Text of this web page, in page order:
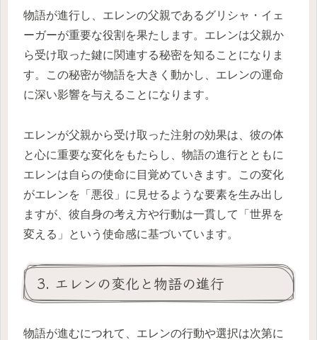
物語が進行し、エレンの父親であるグリシャ・イェ
ーガーが重要な役割を果たします。エレンは父親か
ら受け取った鍵に関連する秘密を知ることになりま
す。この秘密が物語を大きく動かし、エレンの運命
に深い影響を与えることになります。
エレンが父親から受け取った注射の効果は、彼の体
と心に重要な変化をもたらし、物語の進行とともに
エレンは自らの使命に目覚めていきます。この変化
がエレンを「悪役」に見せるような要素を生み出し
ますが、彼自身の考え方や行動は一貫して「世界を
変える」という使命感に基づいています。
3. エレンの変化と物語の進行
物語が進むにつれて、エレンの行動や選択は次第に